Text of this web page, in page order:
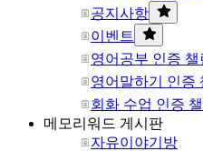
공지사항
이벤트
영어공부 인증 챌
영어말하기 인증
회화 수업 인증 챌
메모리워드 게시판
자유이야기방